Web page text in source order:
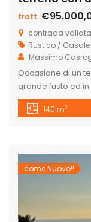
tratt.
contrada
Rustico / Casale
Massimo
Occasione di un
grande fusto ed
esteso circa 4700
e, fabbricato in
140 m2
come Nuovo!!